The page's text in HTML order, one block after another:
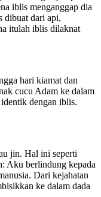
iblis menganggap dia
dibuat dari api,
itulah iblis dilaknat
hari kiamat dan
cucu Adam ke dalam
identik dengan iblis.
jin. Hal ini seperti
Aku berlindung kepada
Dari kejahatan
ke dalam dada